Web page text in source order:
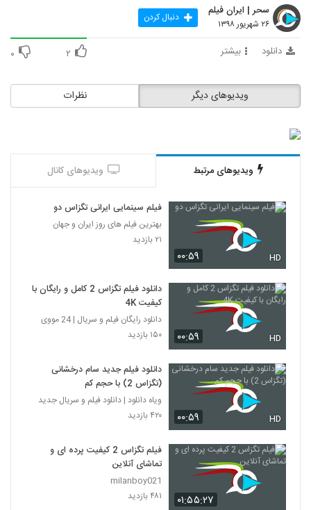
سحر | ایران فیلم
۲۶ شهریور ۱۳۹۸ دنبال کردن
دانلود بیشتر ۲ ۰
نظرات ویدیوهای دیگر
ویدیوهای مرتبط ویدیوهای کانال
۰۰:۵۹ HD
فیلم سینمایی ایرانی تگزاس دو
بهترین فیلم های روز ایران و جهان
۲۱ بازدید
۰۰:۵۹ HD
دانلود فیلم تگزاس 2 کامل و رایگان با
کیفیت 4K
دانلود رایگان فیلم و سریال | 24 مووی
۱۵۰ بازدید
۰۰:۵۹ HD
دانلود فیلم جدید سام درخشانی
(تگزاس 2) با حجم کم
ویاه دانلود | دانلود فیلم و سریال جدید
۴۲۰ بازدید
۰۱:۵۵:۲۷
فیلم تگزاس 2 کیفیت پرده ای و
تماشای آنلاین
milanboy021
۴۸۱ بازدید